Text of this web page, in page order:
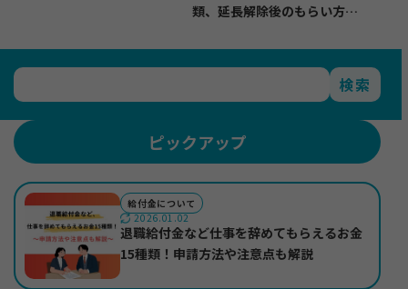
類、延長解除後のもらい方に
検索
ピックアップ
給付金について
2026.01.02
退職給付金など仕事を辞めてもらえるお金
15種類！申請方法や注意点も解説